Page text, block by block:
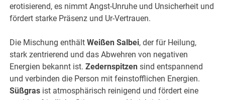
erotisierend, es nimmt Angst-Unruhe und Unsicherheit und
fördert starke Präsenz und Ur-Vertrauen.
Die Mischung enthältWeißen Salbei, der für Heilung,
stark zentrierend und das Abwehren von negativen
Energien bekannt ist.Zedernspitzen sind entspannend
und verbinden die Person mit feinstofflichen Energien.
Süßgras ist atmosphärisch reinigend und fördert eine